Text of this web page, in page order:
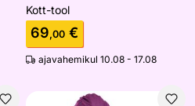
Kott-tool
69,00 €
ajavahemikul 10.08 - 17.08